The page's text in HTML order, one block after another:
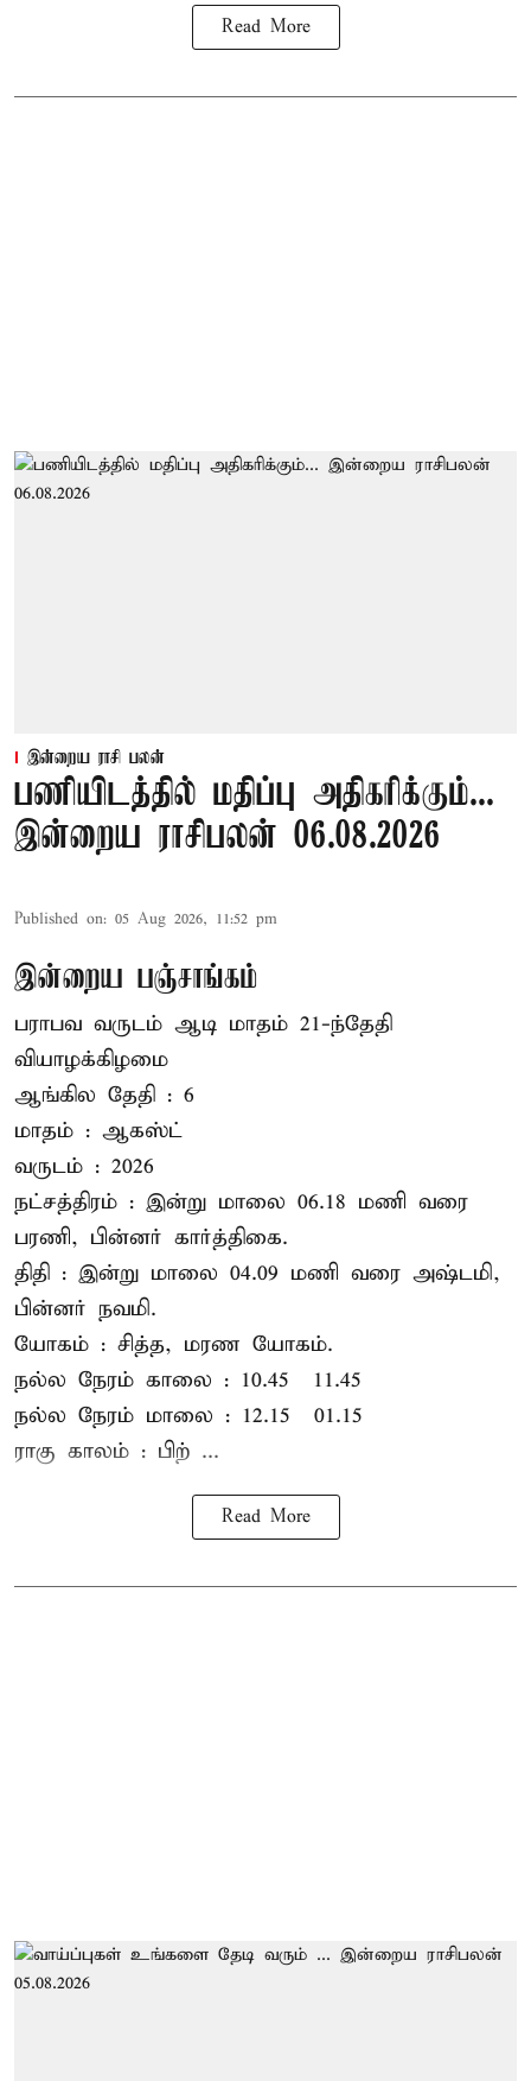
Read More
இன்றைய ராசி பலன்
பணியிடத்தில் மதிப்பு அதிகரிக்கும்...
இன்றைய ராசிபலன் 06.08.2026
Published on: 05 Aug 2026, 11:52 pm
இன்றைய பஞ்சாங்கம்
பராபவ வருடம் ஆடி மாதம் 21-ந்தேதி
வியாழக்கிழமை
ஆங்கில தேதி : 6
மாதம் : ஆகஸ்ட்
வருடம் : 2026
நட்சத்திரம் : இன்று மாலை 06.18 மணி வரை
பரணி, பின்னர் கார்த்திகை.
திதி : இன்று மாலை 04.09 மணி வரை அஷ்டமி,
பின்னர் நவமி.
யோகம் : சித்த, மரண யோகம்.
நல்ல நேரம் காலை : 10.45 – 11.45
நல்ல நேரம் மாலை : 12.15 – 01.15
ராகு காலம் : பிற் ...
Read More